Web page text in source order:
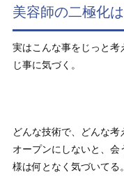
美容師の二極化
実はこんな事をじっと
じ事に気づく。
どんな技術で、どんな
オープンにしないと、
様は何となく気づいてる。